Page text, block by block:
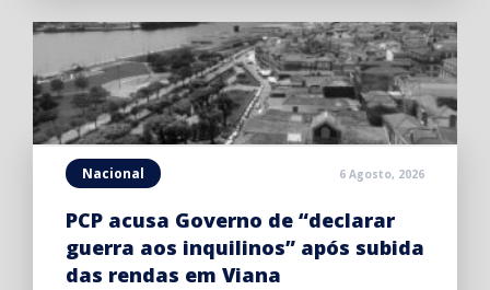
Nacional 6 Agosto, 2026
PCP acusa Governo de “declarar
guerra aos inquilinos” após subida
das rendas em Viana